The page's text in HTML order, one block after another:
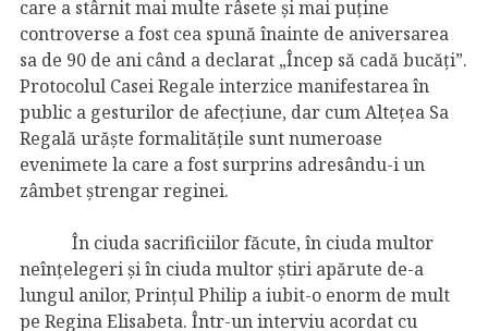
care a stârnit mai multe râsete și mai puține
controverse a fost cea spună înainte de aniversarea
sa de 90 de ani când a declarat „Încep să cadă bucăţi”.
Protocolul Casei Regale interzice manifestarea în
public a gesturilor de afecțiune, dar cum Altețea Sa
Regală urăște formalitățile sunt numeroase
evenimete la care a fost surprins adresându-i un
zâmbet ștrengar reginei.
În ciuda sacrificiilor făcute, în ciuda multor
neînțelegeri și în ciuda multor știri apărute de-a
lungul anilor, Prințul Philip a iubit-o enorm de mult
pe Regina Elisabeta. Într-un interviu acordat cu